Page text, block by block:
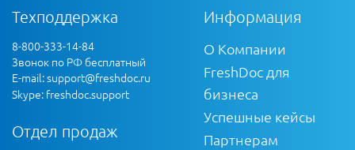
Техподдержка
8-800-333-14-84
Звонок по РФ бесплатный
E-mail:support@freshdoc.ru
Skype: freshdoc.support
Отдел продаж
Информация
О Компании
FreshDoc для
бизнеса
Успешные кейсы
Партнерам